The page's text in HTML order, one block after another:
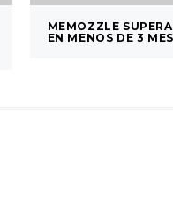
MEMOZZLE
EN MENOS DE 3